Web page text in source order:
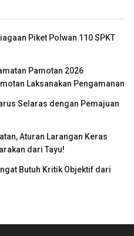
Piket Polwan 110 SPKT
Pamotan 2026
Laksanakan Pengamanan
Selaras dengan Pemajuan
Aturan Larangan Keras
dari Tayu!
Butuh Kritik Objektif dari